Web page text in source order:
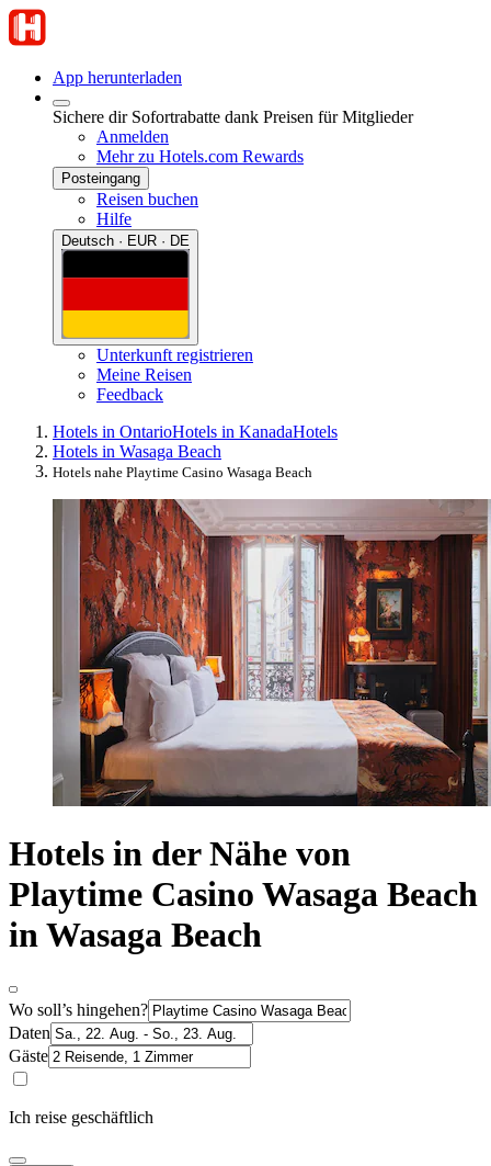
App herunterladen
Sichere dir Sofortrabatte dank Preisen für Mitglieder
Anmelden
Mehr zu Hotels.com Rewards
Posteingang
Reisen buchen
Hilfe
Deutsch · EUR · DE
Unterkunft registrieren
Meine Reisen
Feedback
Hotels in OntarioHotels in KanadaHotels
Hotels in Wasaga Beach
Hotels nahe Playtime Casino Wasaga Beach
Hotels in der Nähe von
Playtime Casino Wasaga Beach
in Wasaga Beach
Wo soll’s hingehen?
Daten
Gäste
Ich reise geschäftlich